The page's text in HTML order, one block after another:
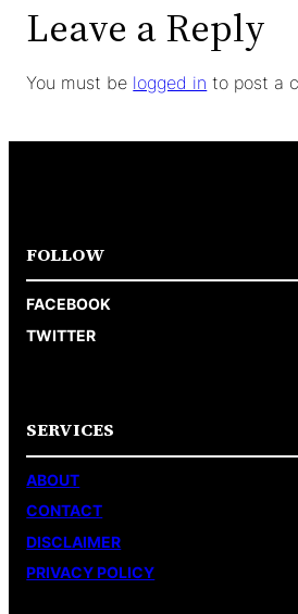
Leave a Reply
You must be logged in to post a
FOLLOW
FACEBOOK
TWITTER
SERVICES
ABOUT
CONTACT
DISCLAIMER
PRIVACY POLICY